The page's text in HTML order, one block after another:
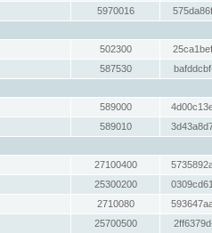
5970016
502300
587530
589000
589010
27100400
25300200
2710080
25700500